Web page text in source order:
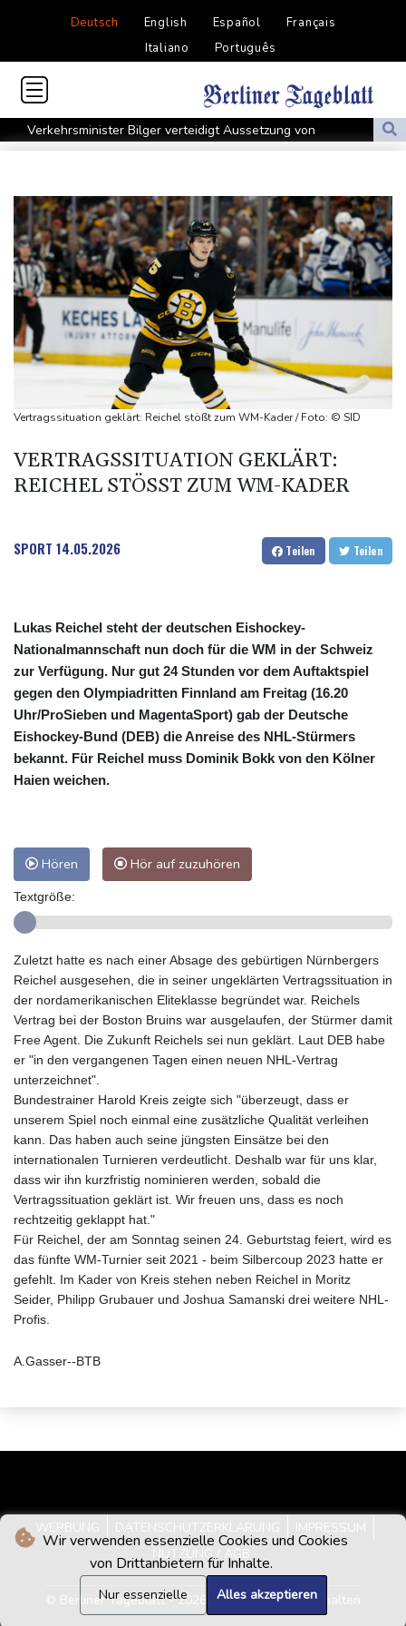
Wir verwenden essenzielle Cookies und Cookies
von Drittanbietern für Inhalte.
Nur essenzielle Alles akzeptieren
Deutsch English Español
Français
Italiano
Português
Verkehrsminister Bilger verteidigt Aussetzung von
Sonntagsfahrverbot für Lkw
Leverkusen verlängert mit Carro und Rolfes
Opel Grandland Electric AWD: Zugkraft für den Wohnwagen
Schwimm-EM: Freiwasserstaffel um Wellbrock gewinnt Gold
US-Senat bestätigt Trumps umstrittenen Justizminister Blanche
Vulkan Ätna auf Sizilien erneut ausgebrochen - Ankünfte am
Flughafen Catania gestrichen
Selenskyj: Mindestens vier Tote durch russische Angriffe in
Mercedes GLA neu gegen alt: Der große Sprung ins
Skoda Kodiaq gegen VW Tayron: Das bessere Familien-SUV
Vertragssituation geklärt: Reichel stößt zum WM-Kader / Foto: © SID
VERTRAGSSITUATION GEKLÄRT:
REICHEL STÖSST ZUM WM-KADER
SPORT 14.05.2026 Teilen Teilen
Lukas Reichel steht der deutschen Eishockey-
Nationalmannschaft nun doch für die WM in der Schweiz
zur Verfügung. Nur gut 24 Stunden vor dem Auftaktspiel
gegen den Olympiadritten Finnland am Freitag (16.20
Uhr/ProSieben und MagentaSport) gab der Deutsche
Eishockey-Bund (DEB) die Anreise des NHL-Stürmers
bekannt. Für Reichel muss Dominik Bokk von den Kölner
Haien weichen.
Hören Hör auf zuzuhören
Textgröße:
Zuletzt hatte es nach einer Absage des gebürtigen Nürnbergers
Reichel ausgesehen, die in seiner ungeklärten Vertragssituation in
der nordamerikanischen Eliteklasse begründet war. Reichels
Vertrag bei der Boston Bruins war ausgelaufen, der Stürmer damit
Free Agent. Die Zukunft Reichels sei nun geklärt. Laut DEB habe
er "in den vergangenen Tagen einen neuen NHL-Vertrag
unterzeichnet".
Bundestrainer Harold Kreis zeigte sich "überzeugt, dass er
unserem Spiel noch einmal eine zusätzliche Qualität verleihen
kann. Das haben auch seine jüngsten Einsätze bei den
internationalen Turnieren verdeutlicht. Deshalb war für uns klar,
dass wir ihn kurzfristig nominieren werden, sobald die
Vertragssituation geklärt ist. Wir freuen uns, dass es noch
rechtzeitig geklappt hat."
Für Reichel, der am Sonntag seinen 24. Geburtstag feiert, wird es
das fünfte WM-Turnier seit 2021 - beim Silbercoup 2023 hatte er
gefehlt. Im Kader von Kreis stehen neben Reichel in Moritz
Seider, Philipp Grubauer und Joshua Samanski drei weitere NHL-
Profis.
A.Gasser--BTB
WERBUNG DATENSCHUTZERKLÄRUNG
IMPRESSUM
NUTZUNG / AGB
© Berliner Tageblatt - 2026 - Alle Rechte vorbehalten